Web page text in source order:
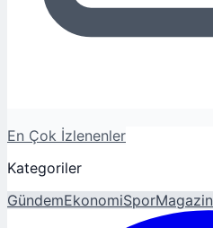
En Çok İzlenenler
Kategoriler
GündemEkonomiSporMagazin